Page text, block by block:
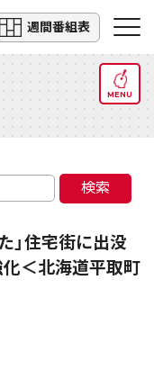
週間番組表
MENU
検索
」住宅街に出没
＜北海道平取町